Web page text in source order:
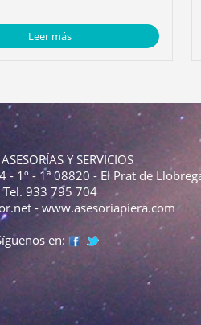
Leer más
Y SERVICIOS
1º - 1ª 08820 - El Prat de
Tel. 933 795 704
- www.asesoriapiera.com
en: